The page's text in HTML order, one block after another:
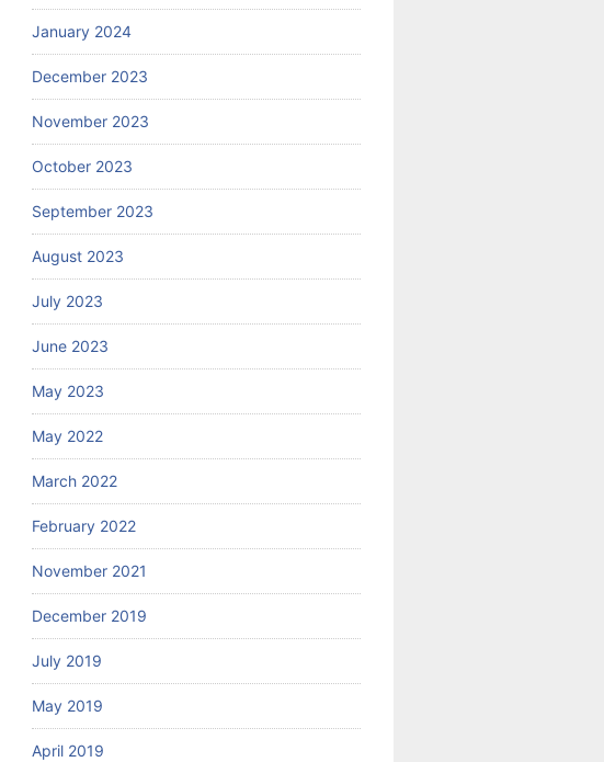
January 2024
December 2023
November 2023
October 2023
September 2023
August 2023
July 2023
June 2023
May 2023
May 2022
March 2022
February 2022
November 2021
December 2019
July 2019
May 2019
April 2019